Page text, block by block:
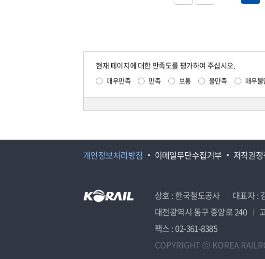
현재 페이지에 대한 만족도를 평가하여 주십시오.
매우만족 만족 보통 불만족 매우
개인정보처리방침 이메일무단수집거부 저작권정
상호 : 한국철도공사 대표자 :
대전광역시 동구 중앙로 240
팩스 : 02-361-8385
COPYRIGHT ⓒ KOREA